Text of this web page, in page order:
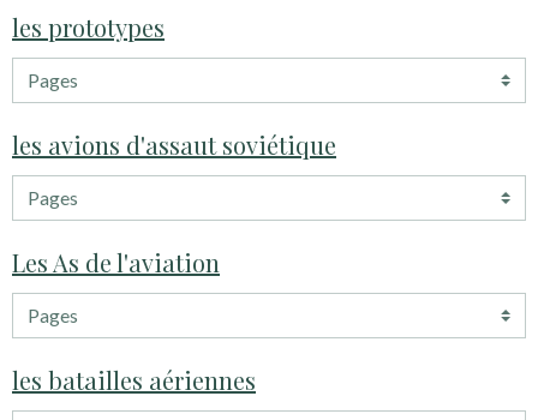
les prototypes
les avions d'assaut soviétique
Les As de l'aviation
les batailles aériennes